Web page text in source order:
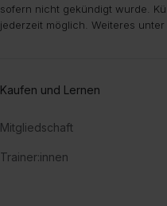
sofern nicht gekündigt wurde.
jederzeit möglich. Weiteres unter
Kaufen und Lernen
Mitgliedschaft
Trainer:innen